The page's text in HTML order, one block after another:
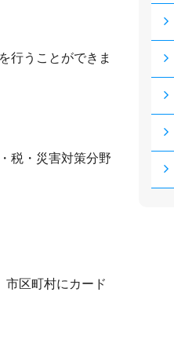
行うことができま
税・災害対策分野
市区町村にカード